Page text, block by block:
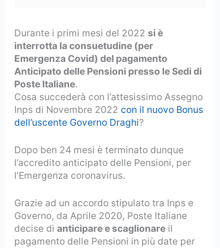
Durante i primi mesi del 2022 si è
interrotta la consuetudine (per
Emergenza Covid) del pagamento
Anticipato delle Pensioni presso le Sedi di
Poste Italiane.
Cosa succederà con l’attesissimo Assegno
Inps di Novembre 2022 con il nuovo Bonus
dell’uscente Governo Draghi?
Dopo ben 24 mesi è terminato dunque
l’accredito anticipato delle Pensioni, per
l’Emergenza coronavirus.
Grazie ad un accordo stipulato tra Inps e
Governo, da Aprile 2020, Poste Italiane
decise dianticipare e scaglionare il
pagamento delle Pensioni in più date per